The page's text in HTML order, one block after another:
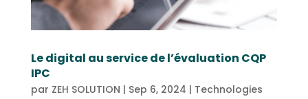
Le digital au service de l’évaluation CQP
IPC
par ZEH SOLUTION | Sep 6, 2024 | Technologies